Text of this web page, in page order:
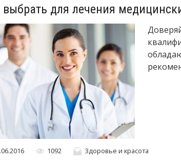
выбрать для лечения
1092 Здоровье и красота